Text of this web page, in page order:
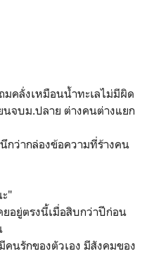
มคลั่งเหมือนน้ำทะเลไม่มีผิด
จบม.ปลาย ต่างคนต่างแยก
กว่ากล่องข้อความที่ร้างคน
"
อยู่ตรงนี้เมื่อสิบกว่าปีก่อน
นรักของตัวเอง มีสังคมของ